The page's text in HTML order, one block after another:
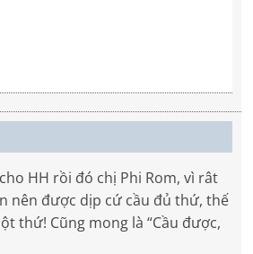
HH rồi đó chị Phi Rom, vì rât
nên được dịp cứ cầu đủ thứ, thế
thứ! Cũng mong là “Cầu được,